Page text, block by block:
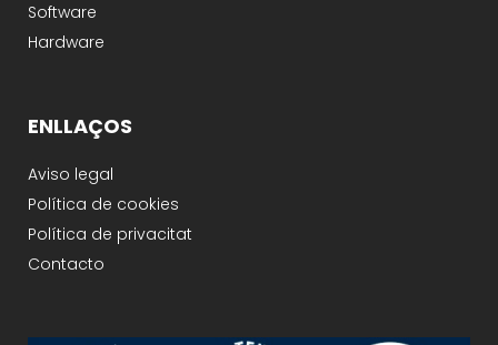
Software
Hardware
ENLLAÇOS
Aviso legal
Política de cookies
Política de privacitat
Contacto